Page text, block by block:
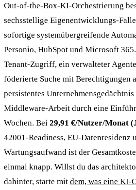
Out-of-the-Box-KI-Orchestrierung
sechsstellige Eigenentwicklungs-
sofortige systemübergreifende
Personio, HubSpot und Microsoft
Tenant-Zugriff, ein verwalteter
föderierte Suche mit Berechtigungen
persistentes
Middleware-Arbeit durch eine
Wochen. Bei 29,91 €/Nutzer/Monat
42001-Readiness, EU-Datenresidenz
Wartungsaufwand ist der
einmal knapp. Willst du das
dahinter, starte mit dem, was eine KI-